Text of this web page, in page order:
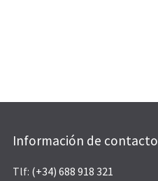
Información de contacto
Tlf: (+34) 688 918 321